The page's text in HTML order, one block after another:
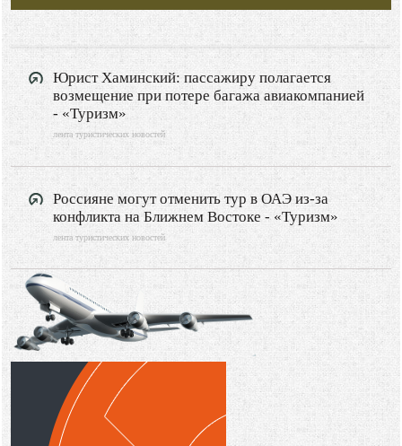
Юрист Хаминский: пассажиру полагается
возмещение при потере багажа авиакомпанией
- «Туризм»
лента туристических новостей
Россияне могут отменить тур в ОАЭ из-за
конфликта на Ближнем Востоке - «Туризм»
лента туристических новостей